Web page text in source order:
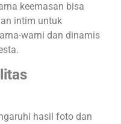
keemasan bisa
intim untuk
warni dan dinamis
hasil foto dan